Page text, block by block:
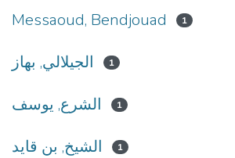
Messaoud, Bendjouad 1
الجيلالي, بهاز 1
الشرع, يوسف 1
الشيخ, بن قايد 1